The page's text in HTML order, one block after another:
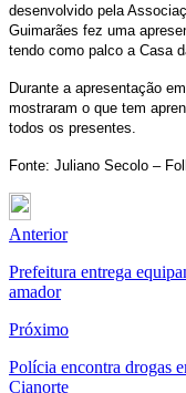
desenvolvido pela
Guimarães fez uma
tendo como palco a Casa
Durante a apresentação
mostraram o que tem
todos os presentes.
Fonte: Juliano Secolo –
Anterior
Prefeitura entrega
amador
Próximo
Polícia encontra drogas
Cianorte